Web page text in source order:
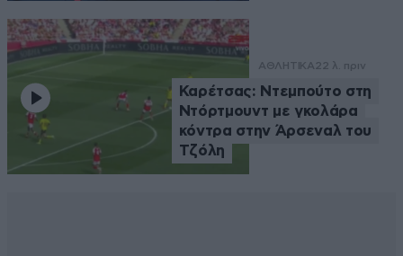
ΑΘΛΗΤΙΚΑ22 λ. πριν
Καρέτσας: Ντεμπούτο στη
Ντόρτμουντ με γκολάρα
κόντρα στην Άρσεναλ του
Τζόλη